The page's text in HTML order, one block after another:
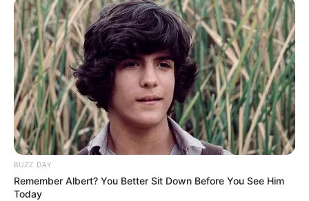
BUZZ DAY
Remember Albert? You Better Sit Down Before You See Him
Today